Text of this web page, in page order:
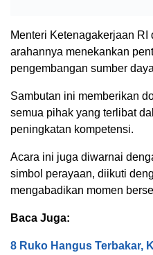
Menteri Ketenagakerjaan RI
arahannya menekankan
pengembangan sumber
Sambutan ini memberikan
semua pihak yang terlibat
peningkatan kompetensi.
Acara ini juga diwarnai
simbol perayaan, diikuti
mengabadikan momen
Baca Juga:
8 Ruko Hangus Terbakar,